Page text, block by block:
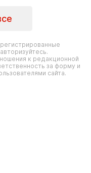
к редакционной
за форму и
сайта.